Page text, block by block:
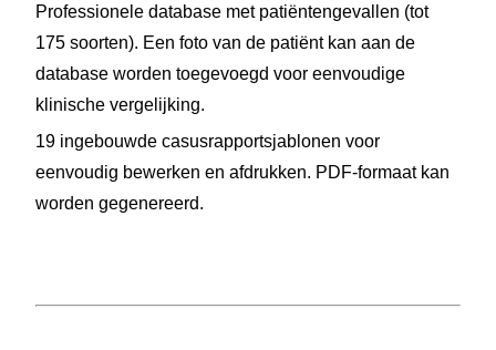
Professionele database met patiëntengevallen (tot
175 soorten). Een foto van de patiënt kan aan de
database worden toegevoegd voor eenvoudige
klinische vergelijking.
19 ingebouwde casusrapportsjablonen voor
eenvoudig bewerken en afdrukken. PDF-formaat kan
worden gegenereerd.